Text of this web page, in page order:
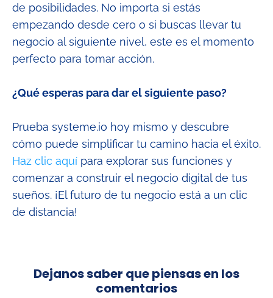
de posibilidades. No importa si estás
empezando desde cero o si buscas llevar tu
negocio al siguiente nivel, este es el momento
perfecto para tomar acción.
¿Qué esperas para dar el siguiente paso?
Prueba systeme.io hoy mismo y descubre
cómo puede simplificar tu camino hacia el éxito.
Haz clic aquí para explorar sus funciones y
comenzar a construir el negocio digital de tus
sueños. ¡El futuro de tu negocio está a un clic
de distancia!
Dejanos saber que piensas en los
comentarios